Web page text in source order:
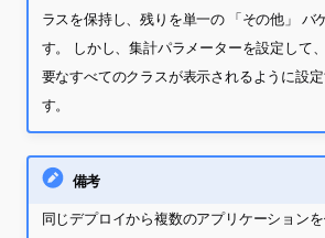
ラスを保持し、残りを単一の 「その他」 バ
す。 しかし、集計パラメーターを設定して
要なすべてのクラスが表示されるように設
す。
備考
同じデプロイから複数のアプリケーションを